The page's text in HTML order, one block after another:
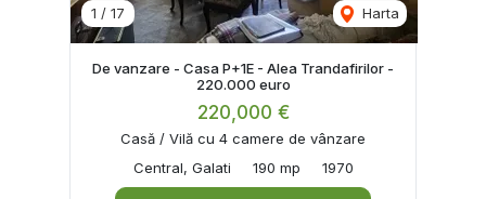
1 / 17 Harta
De vanzare - Casa P+1E - Alea Trandafirilor -
220.000 euro
220,000 €
Casă / Vilă cu 4 camere de vânzare
Central, Galati
190 mp 1970